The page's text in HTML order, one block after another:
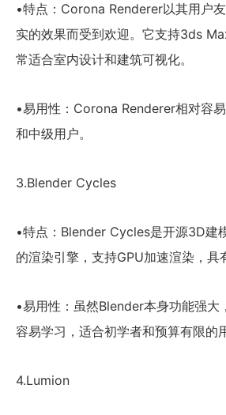
•特点：Corona Renderer以其用户
实的效果而受到欢迎。它支持3ds
常适合室内设计和建筑可视化。
•易用性：Corona Renderer相对容
和中级用户。
3.Blender Cycles
•特点：Blender Cycles是开源3D建
的渲染引擎，支持GPU加速渲染，具
•易用性：虽然Blender本身功能强大
容易学习，适合初学者和预算有限的
4.Lumion